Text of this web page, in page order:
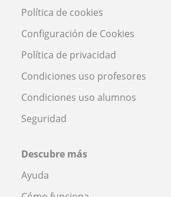
Política de cookies
Configuración de Cookies
Política de privacidad
Condiciones uso profesores
Condiciones uso alumnos
Seguridad
Descubre más
Ayuda